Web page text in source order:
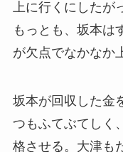
上に行くにしたが
もっとも、坂本は
が欠点でなかなか
坂本が回収した金
つもふてぶてしく
格させる。大津も